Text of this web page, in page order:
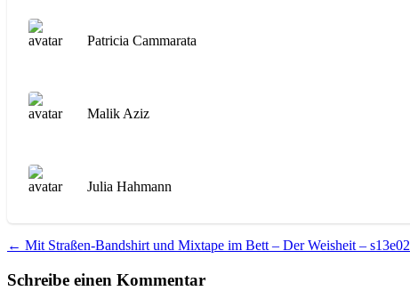
Patricia Cammarata
Malik Aziz
Julia Hahmann
Beitragsnavigation
← Mit Straßen-Bandshirt und Mixtape im Bett – Der Weisheit – s13e02
Schreibe einen Kommentar